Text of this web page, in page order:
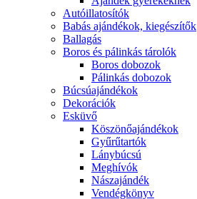
Autóillatosítók
Babás ajándékok, kiegészítők
Ballagás
Boros és pálinkás tárolók
Boros dobozok
Pálinkás dobozok
Búcsúajándékok
Dekorációk
Esküvő
Köszönőajándékok
Gyűrűtartók
Lánybúcsú
Meghívók
Nászajándék
Vendégkönyv